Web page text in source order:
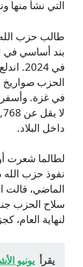
التي نشأ منها
طالب حزب
بند أساسي في
الحزب صواريخ
في غزة.
داخل البلاد.
لطالما شعرت
نفوذ حزب
الماضي، قالت
سلاح الحزب
لنهاية العام،
يقرأ يونيو